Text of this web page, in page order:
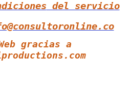
del servicio
gracias a